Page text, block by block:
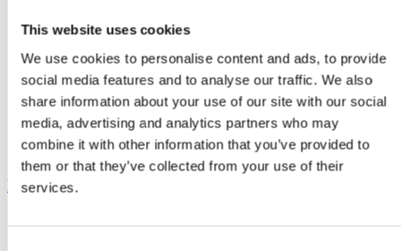
This website uses cookies
We use cookies to personalise content and ads, to provide
social media features and to analyse our traffic. We also
share information about your use of our site with our social
media, advertising and analytics partners who may
combine it with other information that you’ve provided to
them or that they’ve collected from your use of their
services.
Nexo 100 Gas